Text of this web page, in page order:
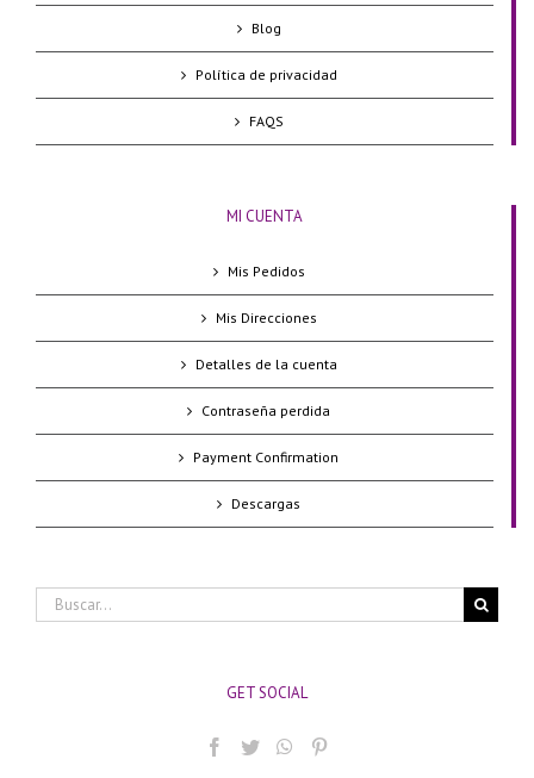
Blog
Política de privacidad
FAQS
MI CUENTA
Mis Pedidos
Mis Direcciones
Detalles de la cuenta
Contraseña perdida
Payment Confirmation
Descargas
Buscar:
GET SOCIAL